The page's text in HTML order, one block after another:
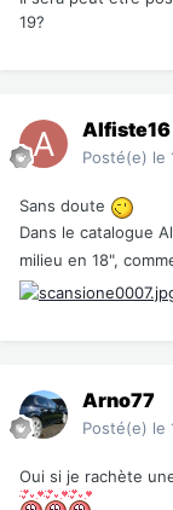
19?
Alfiste16
Posté(e) le
Sans doute
Dans le catalogue
milieu en 18",
Arno77
Posté(e) le
Oui si je rachète